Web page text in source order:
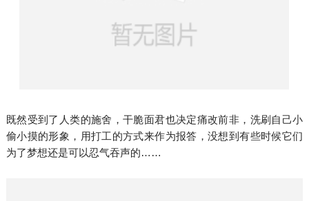
既然受到了人类的施舍，干脆面君也决定痛改前非，洗刷自己小
偷小摸的形象，用打工的方式来作为报答，没想到有些时候它们
为了梦想还是可以忍气吞声的……